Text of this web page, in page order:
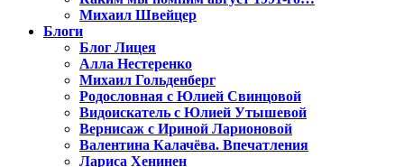
Михаил Швейцер
Блоги
Блог Лицея
Алла Нестеренко
Михаил Гольденберг
Родословная с Юлией Свинцовой
Видоискатель с Юлией Утышевой
Вернисаж с Ириной Ларионовой
Валентина Калачёва. Впечатления
Лариса Хенинен